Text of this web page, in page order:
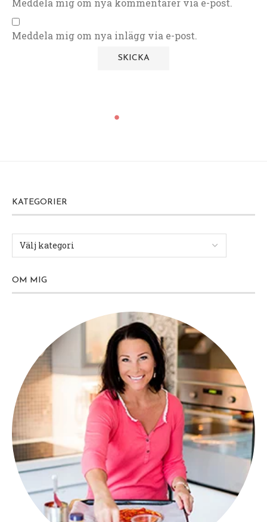
Meddela mig om nya kommentarer via e-post.
Meddela mig om nya inlägg via e-post.
KATEGORIER
OM MIG